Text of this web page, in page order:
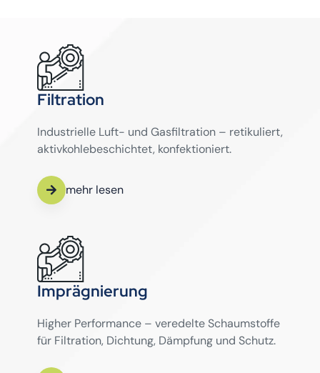
Filtration
Industrielle Luft- und Gasfiltration – retikuliert,
aktivkohlebeschichtet, konfektioniert.
mehr lesen
Imprägnierung
Higher Performance – veredelte Schaumstoffe
für Filtration, Dichtung, Dämpfung und Schutz.